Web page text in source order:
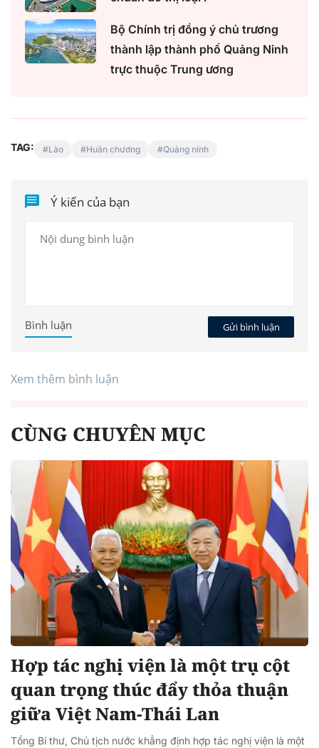
Bộ Chính trị đồng ý chủ trương
thành lập thành phố Quảng Ninh
trực thuộc Trung ương
TAG: Lào Huân chương Quảng ninh
Ý kiến của bạn
Gửi bình luận
Bình luận
Xem thêm bình luận
CÙNG CHUYÊN MỤC
Hợp tác nghị viện là một trụ cột
quan trọng thúc đẩy thỏa thuận
giữa Việt Nam-Thái Lan
Tổng Bí thư, Chủ tịch nước khẳng định hợp tác nghị viện là một